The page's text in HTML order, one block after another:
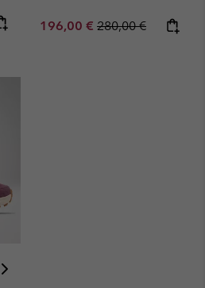
Sale price:
196,00 € Regular price:
280,00 €